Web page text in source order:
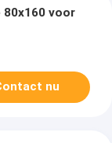
80x160 voor
nu